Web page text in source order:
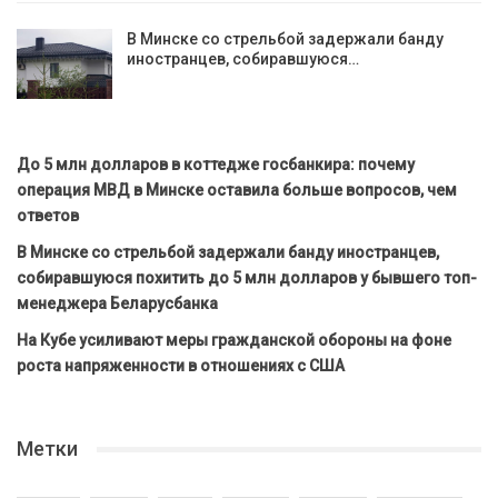
В Минске со стрельбой задержали банду
иностранцев, собиравшуюся…
До 5 млн долларов в коттедже госбанкира: почему
операция МВД в Минске оставила больше вопросов, чем
ответов
В Минске со стрельбой задержали банду иностранцев,
собиравшуюся похитить до 5 млн долларов у бывшего топ-
менеджера Беларусбанка
На Кубе усиливают меры гражданской обороны на фоне
роста напряженности в отношениях с США
Метки